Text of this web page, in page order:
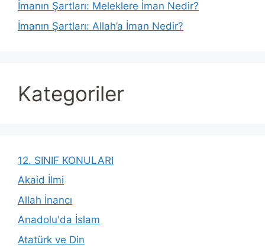
İmanın Şartları: Meleklere İman Nedir?
İmanın Şartları: Allah’a İman Nedir?
Kategoriler
12. SINIF KONULARI
Akaid İlmi
Allah İnancı
Anadolu'da İslam
Atatürk ve Din